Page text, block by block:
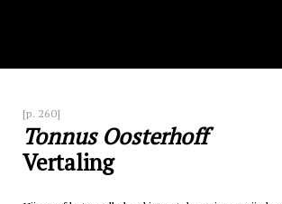
[p. 260]
Tonnus Oosterhoff
Vertaling